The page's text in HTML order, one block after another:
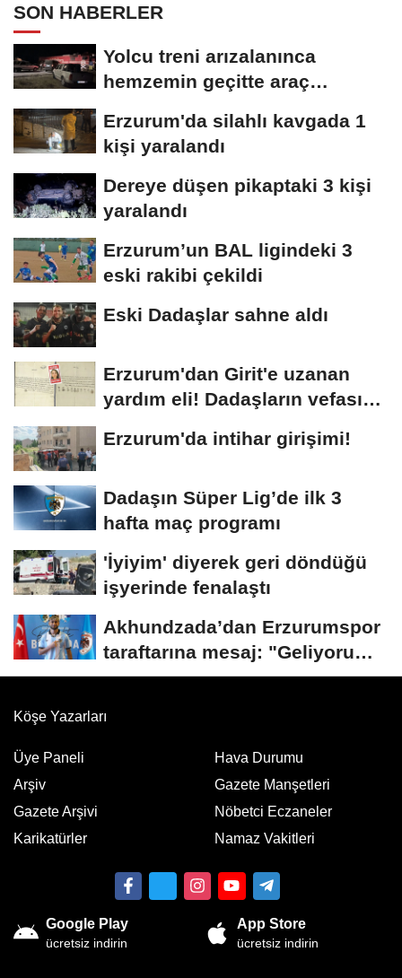
SON HABERLER
Yolcu treni arızalanınca
hemzemin geçitte araç
Erzurum'da silahlı kavgada 1
kişi yaralandı
Dereye düşen pikaptaki 3 kişi
yaralandı
Erzurum’un BAL ligindeki 3
eski rakibi çekildi
Eski Dadaşlar sahne aldı
Erzurum'dan Girit'e uzanan
yardım eli! Dadaşların vefası
Erzurum'da intihar girişimi!
Dadaşın Süper Lig’de ilk 3
hafta maç programı
'İyiyim' diyerek geri döndüğü
işyerinde fenalaştı
Akhundzada’dan Erzurumspor
taraftarına mesaj: "Geliyorum
Dadaşlar!"...
Köşe Yazarları
Üye Paneli
Arşiv
Gazete Arşivi
Karikatürler
Hava Durumu
Gazete Manşetleri
Nöbetci Eczaneler
Namaz Vakitleri
Google Play
ücretsiz indirin
App Store
ücretsiz indirin